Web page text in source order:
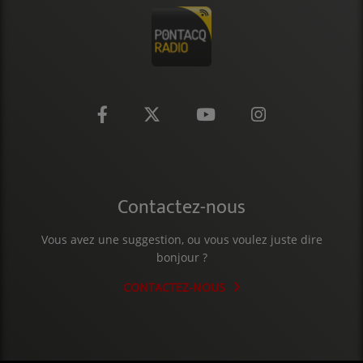
Contactez-nous
Vous avez une suggestion, ou vous voulez juste dire
bonjour ?
CONTACTEZ-NOUS